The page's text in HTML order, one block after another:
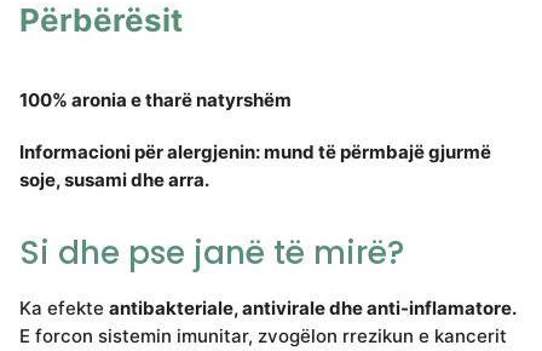
Përbërësit
100% aronia e tharë natyrshëm
Informacioni për alergjenin: mund të përmbajë gjurmë
soje, susami dhe arra.
Si dhe pse janë të mirë?
Ka efekte antibakteriale, antivirale dhe anti-inflamatore.
E forcon sistemin imunitar, zvogëlon rrezikun e kancerit